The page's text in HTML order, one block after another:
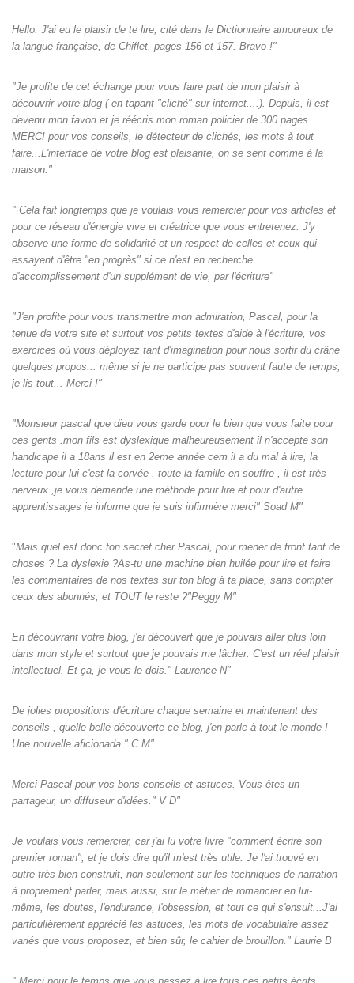
Hello. J'ai eu le plaisir de te lire, cité dans le Dictionnaire amoureux de
la langue française, de Chiflet, pages 156 et 157. Bravo !"
"Je profite de cet échange pour vous faire part de mon plaisir à
découvrir votre blog ( en tapant "cliché" sur internet....). Depuis, il est
devenu mon favori et je réécris mon roman policier de 300 pages.
MERCI pour vos conseils, le détecteur de clichés, les mots à tout
faire...L'interface de votre blog est plaisante, on se sent comme à la
maison."
" Cela fait longtemps que je voulais vous remercier pour vos articles et
pour ce réseau d'énergie vive et créatrice que vous entretenez. J'y
observe une forme de solidarité et un respect de celles et ceux qui
essayent d'être "en progrès" si ce n'est en recherche
d'accomplissement d'un supplément de vie, par l'écriture"
"J'en profite pour vous transmettre mon admiration, Pascal, pour la
tenue de votre site et surtout vos petits textes d'aide à l'écriture, vos
exercices où vous déployez tant d'imagination pour nous sortir du crâne
quelques propos... même si je ne participe pas souvent faute de temps,
je lis tout... Merci !"
"Monsieur pascal que dieu vous garde pour le bien que vous faite pour
ces gents .mon fils est dyslexique malheureusement il n'accepte son
handicape il a 18ans il est en 2eme année cem il a du mal à lire, la
lecture pour lui c'est la corvée , toute la famille en souffre , il est très
nerveux ,je vous demande une méthode pour lire et pour d'autre
apprentissages je informe que je suis infirmière merci" Soad M"
"Mais quel est donc ton secret cher Pascal, pour mener de front tant de
choses ? La dyslexie ?As-tu une machine bien huilée pour lire et faire
les commentaires de nos textes sur ton blog à ta place, sans compter
ceux des abonnés, et TOUT le reste ?"Peggy M"
En découvrant votre blog, j'ai découvert que je pouvais aller plus loin
dans mon style et surtout que je pouvais me lâcher. C'est un réel plaisir
intellectuel. Et ça, je vous le dois." Laurence N"
De jolies propositions d'écriture chaque semaine et maintenant des
conseils , quelle belle découverte ce blog, j'en parle à tout le monde !
Une nouvelle aficionada." C M"
Merci Pascal pour vos bons conseils et astuces. Vous êtes un
partageur, un diffuseur d'idées." V D"
Je voulais vous remercier, car j'ai lu votre livre "comment écrire son
premier roman", et je dois dire qu'il m'est très utile. Je l'ai trouvé en
outre très bien construit, non seulement sur les techniques de narration
à proprement parler, mais aussi, sur le métier de romancier en lui-
même, les doutes, l'endurance, l'obsession, et tout ce qui s'ensuit...J'ai
particulièrement apprécié les astuces, les mots de vocabulaire assez
variés que vous proposez, et bien sûr, le cahier de brouillon." Laurie B